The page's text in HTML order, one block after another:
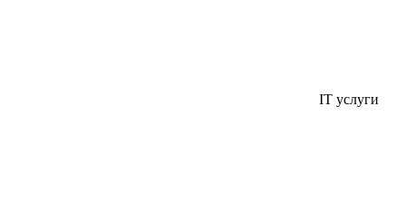
IT услуги